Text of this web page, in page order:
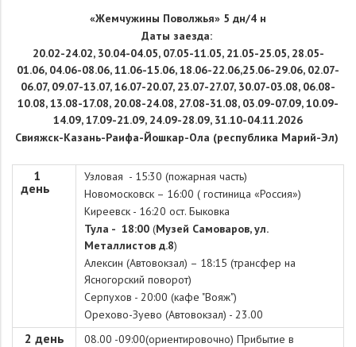
«Жемчужины Поволжья» 5 дн/4 н
Даты заезда:
20.02-24.02, 30.04-04.05, 07.05-11.05, 21.05-25.05, 28.05-
01.06, 04.06-08.06,11.06-15.06,18.06-22.06,25.06-29.06, 02.07-
06.07, 09.07-13.07,16.07-20.07, 23.07-27.07, 30.07-03.08, 06.08-
10.08,13.08-17.08, 20.08-24.08, 27.08-31.08, 03.09-07.09,10.09-
14.09,17.09-21.09, 24.09-28.09, 31.10-04.11.2026
Свияжск-Казань-Раифа-Йошкар-Ола (республика Марий-Эл)
1
день
Узловая - 15:30 (пожарная часть)
Новомосковск – 16:00 ( гостиница «Россия»)
Киреевск - 16:20 ост. Быковка
Тула - 18:00 (Музей Самоваров, ул.
Металлистов д.8)
Алексин (Автовокзал) – 18:15 (трансфер на
Ясногорский поворот)
Серпухов - 20:00 (кафе "Вояж")
Орехово-Зуево (Автовокзал) - 23.00
2 день
08.00 -09:00(ориентировочно) Прибытие в